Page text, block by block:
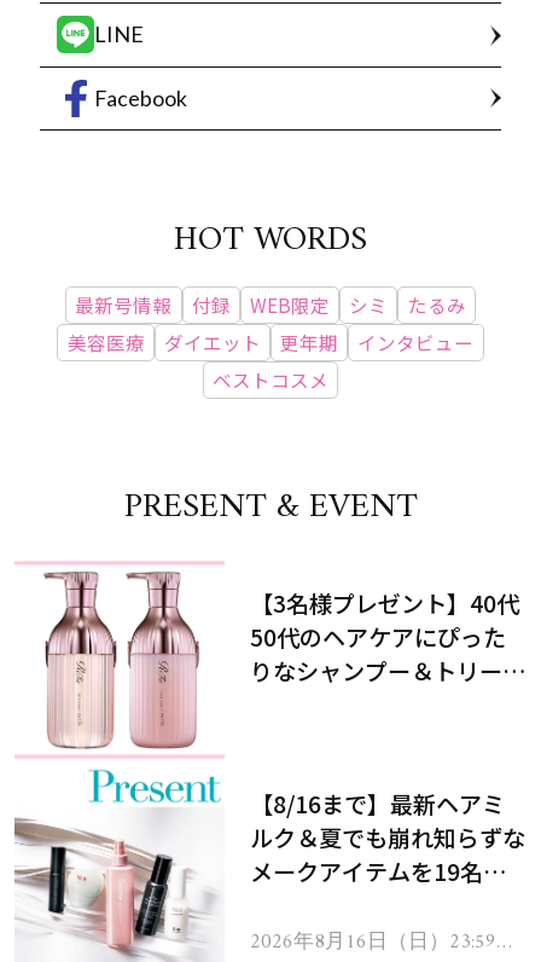
LINE
Facebook
HOT WORDS
最新号情報 付録 WEB限定 シミ
たるみ
美容医療
ダイエット 更年期
インタビュー
ベストコスメ
PRESENT & EVENT
【3名様プレゼント】40代
50代のヘアケアにぴった
りなシャンプー＆トリート
【8/16まで】最新ヘアミ
ルク＆夏でも崩れ知らずな
メークアイテムを19名様
2026年8月16日（日）23:59ま